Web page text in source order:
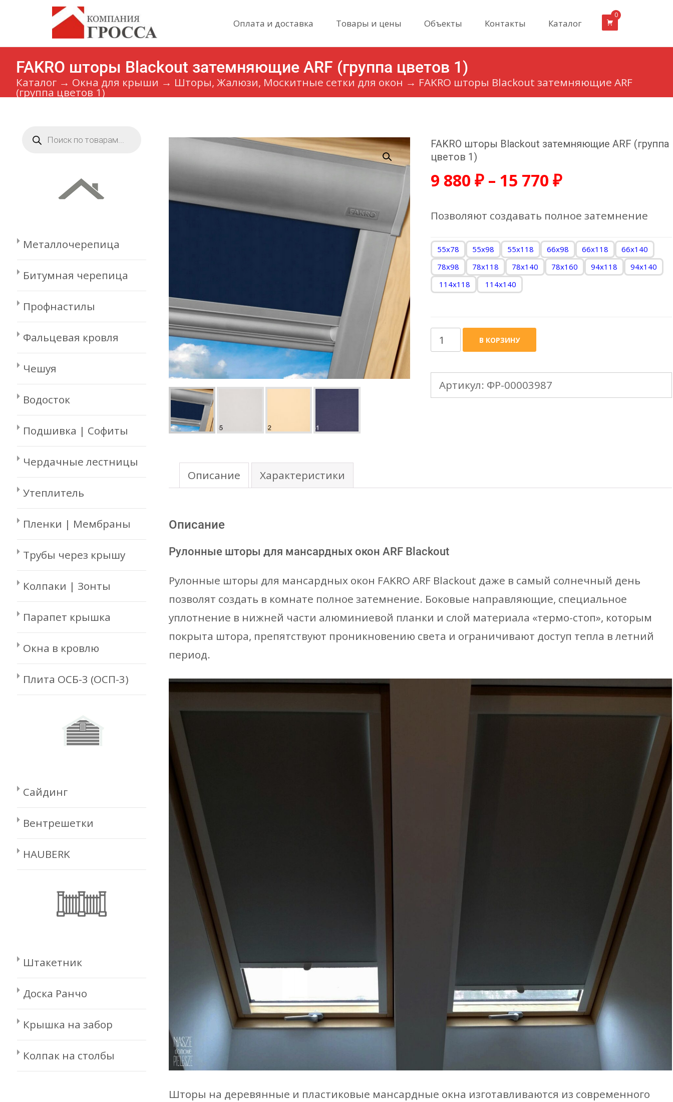
content
Оплата и доставка Товары и цены Объекты Контакты Каталог
0
FAKRO шторы Blackout затемняющие ARF (группа цветов 1)
Каталог → Окна для крыши → Шторы, Жалюзи, Москитные сетки для окон → FAKRO шторы Blackout затемняющие ARF
(группа цветов 1)
FAKRO шторы Blackout затемняющие ARF (группа
цветов 1)
9 880 ₽– 15 770 ₽
Позволяют создавать полное затемнение
55x78 55x98 55х118 66x98 66х118
66х140
78x98
78х118 78х140 78х160 94х118
94х140
114х118
114х140
Количество
товара
FAKRO
шторы
цветов
В КОРЗИНУ
Артикул: ФР-00003987
Описание Характеристики
Описание
Рулонные шторы для мансардных окон ARF Blackout
Рулонные шторы для мансардных окон FAKRO ARF Blackout даже в самый солнечный день
позволят создать в комнате полное затемнение. Боковые направляющие, специальное
уплотнение в нижней части алюминиевой планки и слой материала «термо-стоп», которым
покрыта штора, препятствуют проникновению света и ограничивают доступ тепла в летний
период.
Шторы на деревянные и пластиковые мансардные окна изготавливаются из современного
товаров
Металлочерепица
Битумная черепица
Профнастилы
Фальцевая кровля
Чешуя
Водосток
Подшивка | Софиты
Чердачные лестницы
Утеплитель
Пленки | Мембраны
Трубы через крышу
Колпаки | Зонты
Парапет крышка
Окна в кровлю
Плита ОСБ-3 (ОСП-3)
Сайдинг
Вентрешетки
HAUBERK
Штакетник
Доска Ранчо
Крышка на забор
Колпак на столбы